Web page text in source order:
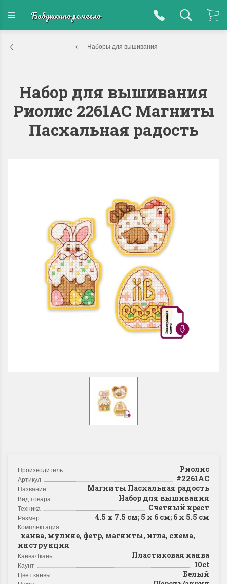
Бабушкино ремесло
Наборы для вышивания
Набор для вышивания
Риолис 2261АС Магниты
Пасхальная радость
Производитель Риолис
Артикул #2261АС
Название Магниты Пасхальная радость
Вид товара Набор для вышивания
Техника Счетный крест
Размер 4.5 х 7.5 см; 5 х 6 см; 6 х 5.5 см
Комплектация
канва, мулине, фетр, магниты, игла, схема,
инструкция
Канва/Ткань Пластиковая канва
Каунт 10ct
Цвет канвы Белый